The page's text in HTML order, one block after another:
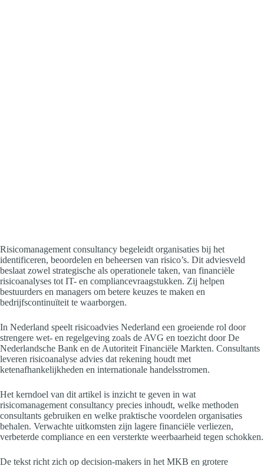
Risicomanagement consultancy begeleidt organisaties bij het
identificeren, beoordelen en beheersen van risico’s. Dit adviesveld
beslaat zowel strategische als operationele taken, van financiële
risicoanalyses tot IT- en compliancevraagstukken. Zij helpen
bestuurders en managers om betere keuzes te maken en
bedrijfscontinuïteit te waarborgen.
In Nederland speelt risicoadvies Nederland een groeiende rol door
strengere wet- en regelgeving zoals de AVG en toezicht door De
Nederlandsche Bank en de Autoriteit Financiële Markten. Consultants
leveren risicoanalyse advies dat rekening houdt met
ketenafhankelijkheden en internationale handelsstromen.
Het kerndoel van dit artikel is inzicht te geven in wat
risicomanagement consultancy precies inhoudt, welke methoden
consultants gebruiken en welke praktische voordelen organisaties
behalen. Verwachte uitkomsten zijn lagere financiële verliezen,
verbeterde compliance en een versterkte weerbaarheid tegen schokken.
De tekst richt zich op decision-makers in het MKB en grotere